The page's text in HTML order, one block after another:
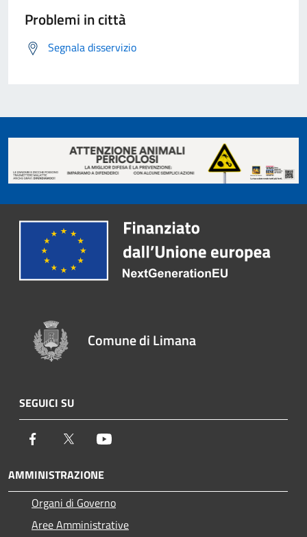
Problemi in città
Segnala disservizio
Comune di Limana
SEGUICI SU
Facebook Twitter
AMMINISTRAZIONE
Organi di Governo
Aree Amministrative